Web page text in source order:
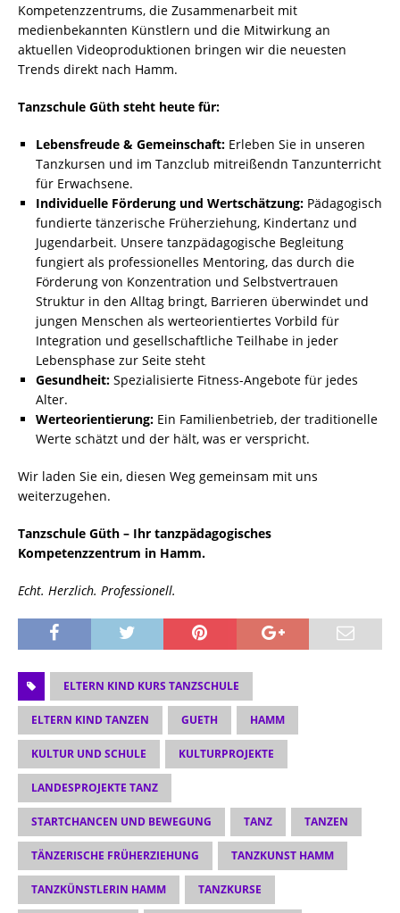
Kompetenzzentrums, die Zusammenarbeit mit
medienbekannten Künstlern und die Mitwirkung an
aktuellen Videoproduktionen bringen wir die neuesten
Trends direkt nach Hamm.
Tanzschule Güth steht heute für:
Lebensfreude & Gemeinschaft: Erleben Sie in unseren
Tanzkursen und im Tanzclub mitreißendn Tanzunterricht
für Erwachsene.
Individuelle Förderung und Wertschätzung: Pädagogisch
fundierte tänzerische Früherziehung, Kindertanz und
Jugendarbeit. Unsere tanzpädagogische Begleitung
fungiert als professionelles Mentoring, das durch die
Förderung von Konzentration und Selbstvertrauen
Struktur in den Alltag bringt, Barrieren überwindet und
jungen Menschen als werteorientiertes Vorbild für
Integration und gesellschaftliche Teilhabe in jeder
Lebensphase zur Seite steht
Gesundheit: Spezialisierte Fitness-Angebote für jedes
Alter.
Werteorientierung: Ein Familienbetrieb, der traditionelle
Werte schätzt und der hält, was er verspricht.
​Wir laden Sie ein, diesen Weg gemeinsam mit uns
weiterzugehen.
Tanzschule Güth – Ihr tanzpädagogisches
Kompetenzzentrum in Hamm.
Echt. Herzlich. Professionell.
ELTERN KIND KURS TANZSCHULE
ELTERN KIND TANZEN GUETH HAMM
KULTUR UND SCHULE KULTURPROJEKTE
LANDESPROJEKTE TANZ
STARTCHANCEN UND BEWEGUNG TANZ TANZEN
TÄNZERISCHE FRÜHERZIEHUNG TANZKUNST HAMM
TANZKÜNSTLERIN HAMM TANZKURSE